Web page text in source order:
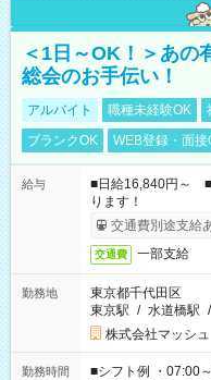
＜1日～OK！＞あの
総会のお手伝い！
アルバイト 職種未経験OK
ブランクOK
WEB登録・面接
給与
■日給16,840円～
ります！
交通費別途支給
交通費 一部支給
勤務地
東京都千代田区
東京駅 / 水道橋駅 /
株式会社マッシュ
勤務時間
■シフト例 ・07:00